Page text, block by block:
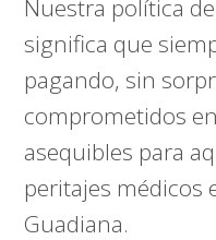
Nuestra política
significa que
pagando, sin
comprometidos
asequibles para
peritajes médicos
Guadiana.